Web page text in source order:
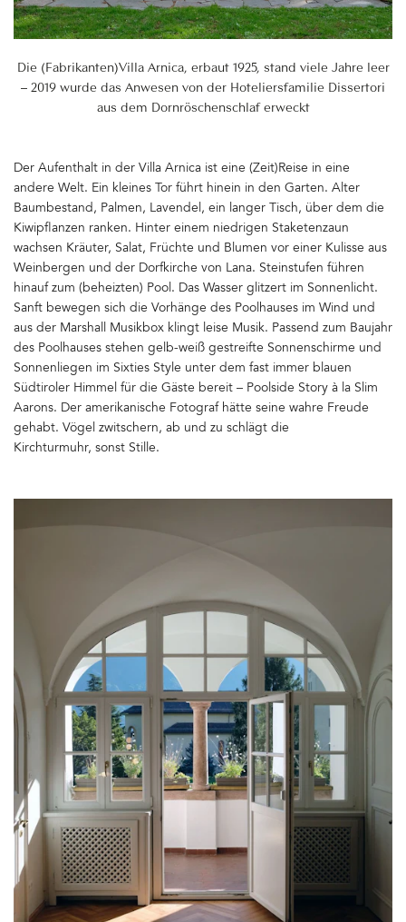
Die (Fabrikanten)Villa Arnica, erbaut 1925, stand viele Jahre leer
– 2019 wurde das Anwesen von der Hoteliersfamilie Dissertori
aus dem Dornröschenschlaf erweckt
Der Aufenthalt in der Villa Arnica ist eine (Zeit)Reise in eine
andere Welt. Ein kleines Tor führt hinein in den Garten. Alter
Baumbestand, Palmen, Lavendel, ein langer Tisch, über dem die
Kiwipflanzen ranken. Hinter einem niedrigen Staketenzaun
wachsen Kräuter, Salat, Früchte und Blumen vor einer Kulisse aus
Weinbergen und der Dorfkirche von Lana. Steinstufen führen
hinauf zum (beheizten) Pool. Das Wasser glitzert im Sonnenlicht.
Sanft bewegen sich die Vorhänge des Poolhauses im Wind und
aus der Marshall Musikbox klingt leise Musik. Passend zum Baujahr
des Poolhauses stehen gelb-weiß gestreifte Sonnenschirme und
Sonnenliegen im Sixties Style unter dem fast immer blauen
Südtiroler Himmel für die Gäste bereit – Poolside Story à la Slim
Aarons. Der amerikanische Fotograf hätte seine wahre Freude
gehabt. Vögel zwitschern, ab und zu schlägt die
Kirchturmuhr, sonst Stille.